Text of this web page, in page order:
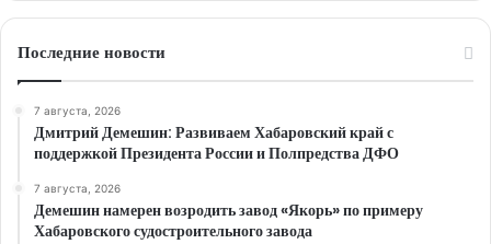
Последние новости
7 августа, 2026
Дмитрий Демешин: Развиваем Хабаровский край с
поддержкой Президента России и Полпредства ДФО
7 августа, 2026
Демешин намерен возродить завод «Якорь» по примеру
Хабаровского судостроительного завода